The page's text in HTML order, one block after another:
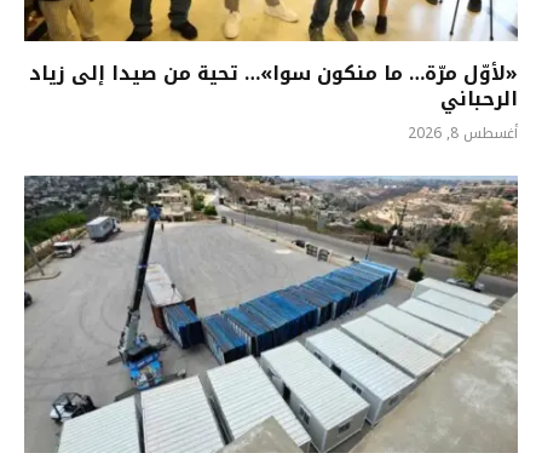
«لأوّل مرّة… ما منكون سوا»… تحية من صيدا إلى زياد
الرحباني
أغسطس 8, 2026